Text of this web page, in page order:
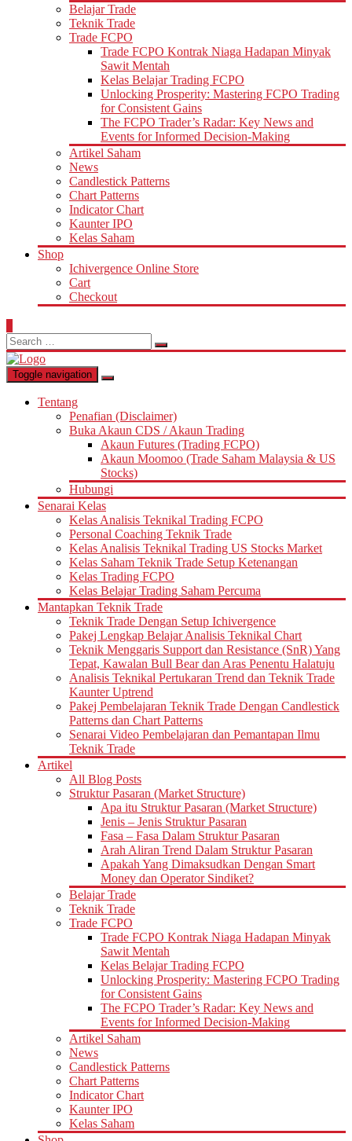
Belajar Trade
Teknik Trade
Trade FCPO
Trade FCPO Kontrak Niaga Hadapan Minyak
Sawit Mentah
Kelas Belajar Trading FCPO
Unlocking Prosperity: Mastering FCPO Trading
for Consistent Gains
The FCPO Trader’s Radar: Key News and
Events for Informed Decision-Making
Artikel Saham
News
Candlestick Patterns
Chart Patterns
Indicator Chart
Kaunter IPO
Kelas Saham
Shop
Ichivergence Online Store
Cart
Checkout
Search
for:
Toggle navigation
Tentang
Penafian (Disclaimer)
Buka Akaun CDS / Akaun Trading
Akaun Futures (Trading FCPO)
Akaun Moomoo (Trade Saham Malaysia & US
Stocks)
Hubungi
Senarai Kelas
Kelas Analisis Teknikal Trading FCPO
Personal Coaching Teknik Trade
Kelas Analisis Teknikal Trading US Stocks Market
Kelas Saham Teknik Trade Setup Ketenangan
Kelas Trading FCPO
Kelas Belajar Trading Saham Percuma
Mantapkan Teknik Trade
Teknik Trade Dengan Setup Ichivergence
Pakej Lengkap Belajar Analisis Teknikal Chart
Teknik Menggaris Support dan Resistance (SnR) Yang
Tepat, Kawalan Bull Bear dan Aras Penentu Halatuju
Analisis Teknikal Pertukaran Trend dan Teknik Trade
Kaunter Uptrend
Pakej Pembelajaran Teknik Trade Dengan Candlestick
Patterns dan Chart Patterns
Senarai Video Pembelajaran dan Pemantapan Ilmu
Teknik Trade
Artikel
All Blog Posts
Struktur Pasaran (Market Structure)
Apa itu Struktur Pasaran (Market Structure)
Jenis – Jenis Struktur Pasaran
Fasa – Fasa Dalam Struktur Pasaran
Arah Aliran Trend Dalam Struktur Pasaran
Apakah Yang Dimaksudkan Dengan Smart
Money dan Operator Sindiket?
Belajar Trade
Teknik Trade
Trade FCPO
Trade FCPO Kontrak Niaga Hadapan Minyak
Sawit Mentah
Kelas Belajar Trading FCPO
Unlocking Prosperity: Mastering FCPO Trading
for Consistent Gains
The FCPO Trader’s Radar: Key News and
Events for Informed Decision-Making
Artikel Saham
News
Candlestick Patterns
Chart Patterns
Indicator Chart
Kaunter IPO
Kelas Saham